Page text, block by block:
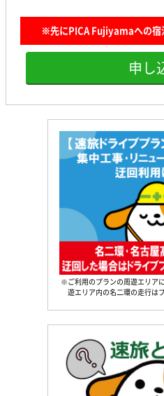
※先にPICA Fujiyamaへの宿
申し
※ご利用のプランの周遊エリア
遊エリア内の名二環の走行は